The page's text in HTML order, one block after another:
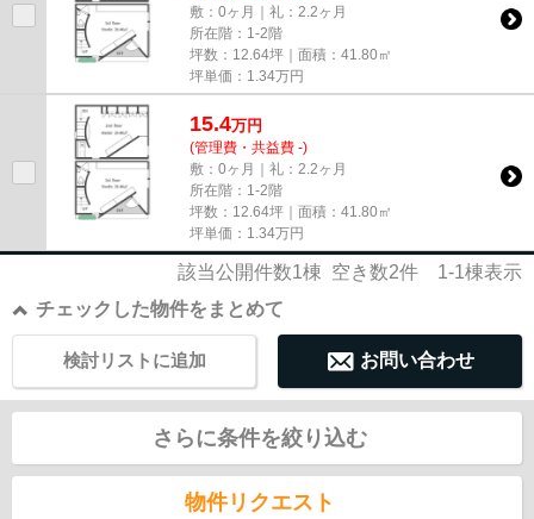
敷：0ヶ月｜礼：2.2ヶ月
所在階：1-2階
坪数：12.64坪｜面積：41.80㎡
坪単価： 1.34万円
15.4万円
(管理費・共益費 -)
敷：0ヶ月｜礼：2.2ヶ月
所在階：1-2階
坪数：12.64坪｜面積：41.80㎡
坪単価： 1.34万円
該当公開件数1棟 空き数2件 1-1棟表示
チェックした物件をまとめて
お問い合わせ
検討リストに追加
さらに条件を絞り込む
物件リクエスト